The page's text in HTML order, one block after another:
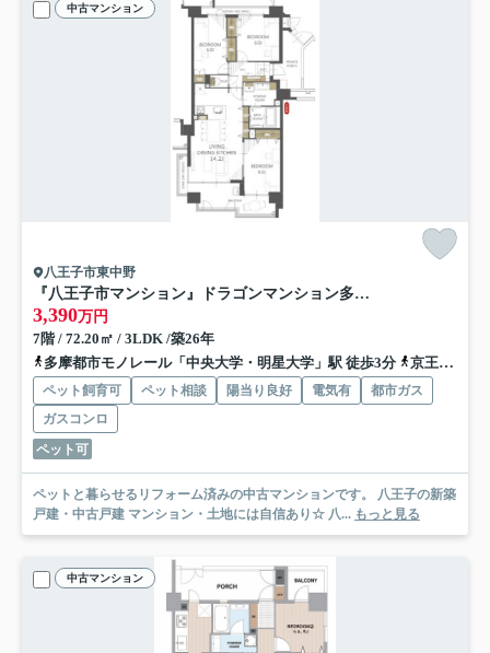
中古マンション
八王子市東中野
『八王子市マンション』ドラゴンマンション多摩学園都市伍番館【仲介手数料無料】 八王子市東中野228
3,390万円
7階 / 72.20㎡ / 3LDK /築26年
多摩都市モノレール「中央大学・明星大学」駅 徒歩3分
京王動物園線「多摩動物公園」駅 徒歩17分
ペット飼育可 ペット相談 陽当り良好 電気有
都市ガス
ガスコンロ
ペット可
ペットと暮らせるリフォーム済みの中古マンションです。 八王子の新築
戸建・中古戸建 マンション・土地には自信あり☆ 八... もっと見る
中古マンション